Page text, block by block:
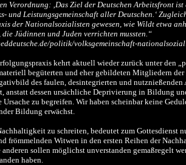
Verordnung: ‚Das Ziel der Deutschen Arbeitsfront
und Leistungsgemeinschaft aller Deutschen.‘
der Nationalsozialisten gewesen, wie Wildt etwa
Jüdinnen und Juden verrichten mussten.“
politik/volksgemeinschaft-
kehrt aktuell wieder zurück unter den
begüterten und eher gebildeten Mitgliedern der
des faulen, desintegrierten und nutznießenden
anstatt dessen ursächliche Deprivierung in Bildung
Ursache zu begreifen. Wir haben scheinbar keine
Bildung erwächst.
zu schreiten, bedeutet zum Gottesdienst
frömmelnden Witwen in den ersten Reihen der
anderen sollen möglichst unverstanden gemaßregelt
haben.